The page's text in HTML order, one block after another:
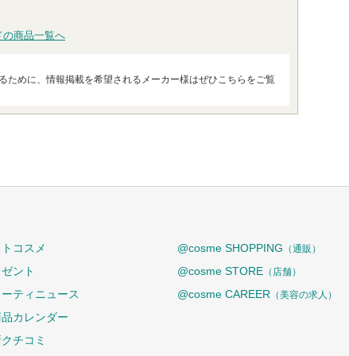
の商品一覧へ
ために、情報掲載を希望されるメーカー様はぜひこちらをご覧
コスメ
ント
ーティニュース
カレンダー
チコミ
@cosme SHOPPING （通販）
@cosme STORE （店舗）
@cosme CAREER （美容の求人）